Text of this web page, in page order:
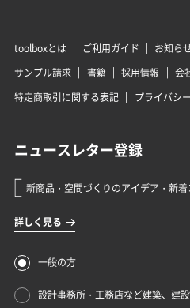
toolboxとは ご利用ガイド お知ら
サンプル請求
書籍 採用情報
会
特定商取引に関する表記
プライバシ